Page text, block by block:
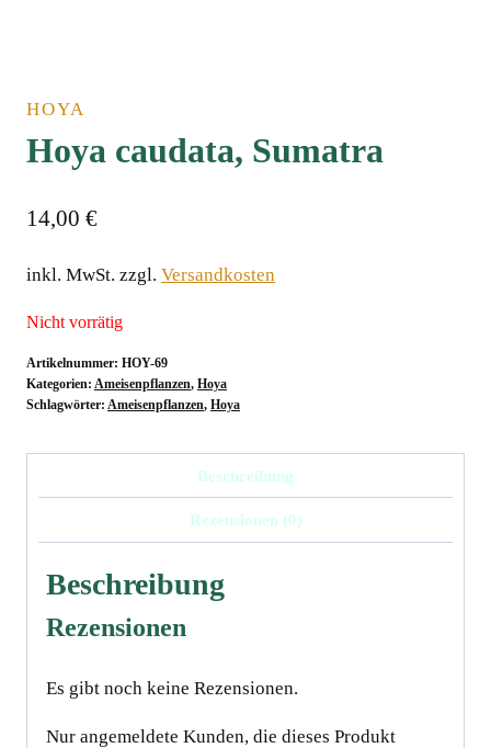
HOYA
Hoya caudata, Sumatra
14,00 €
inkl. MwSt. zzgl. Versandkosten
Nicht vorrätig
Artikelnummer: HOY-69
Kategorien: Ameisenpflanzen, Hoya
Schlagwörter: Ameisenpflanzen, Hoya
Beschreibung
Rezensionen (0)
Beschreibung
Rezensionen
Es gibt noch keine Rezensionen.
Nur angemeldete Kunden, die dieses Produkt